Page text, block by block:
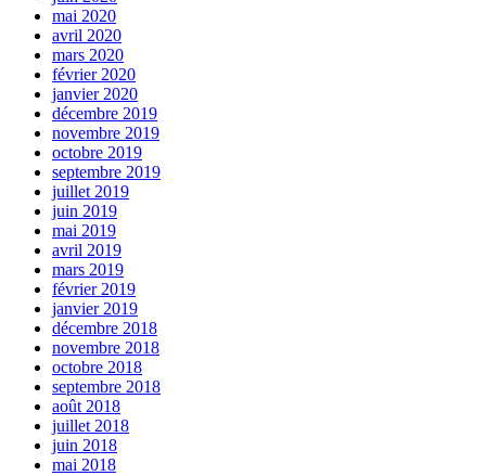
mai 2020
avril 2020
mars 2020
février 2020
janvier 2020
décembre 2019
novembre 2019
octobre 2019
septembre 2019
juillet 2019
juin 2019
mai 2019
avril 2019
mars 2019
février 2019
janvier 2019
décembre 2018
novembre 2018
octobre 2018
septembre 2018
août 2018
juillet 2018
juin 2018
mai 2018